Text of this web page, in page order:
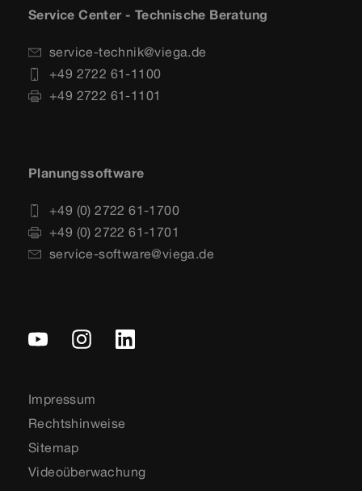
Service Center - Technische Beratung
service-technik@viega.de
+49 2722 61-1100
+49 2722 61-1101
Planungssoftware
+49 (0) 2722 61-1700
+49 (0) 2722 61-1701
service-software@viega.de
Impressum
Rechtshinweise
Sitemap
Videoüberwachung